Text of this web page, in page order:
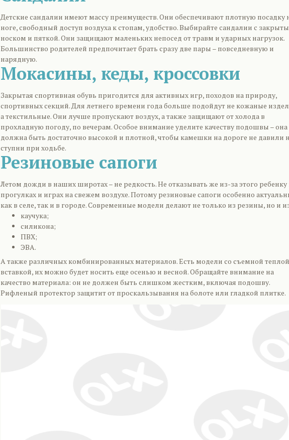
Детские сандалии имеют массу преимуществ. Они обеспечивают плотную посадку
ноге, свободный доступ воздуха к стопам, удобство. Выбирайте сандалии с
носком и пяткой. Они защищают маленьких непосед от травм и ударных нагрузок.
Большинство родителей предпочитает брать сразу две пары – повседневную и
нарядную.
Мокасины, кеды, кроссовки
Закрытая спортивная обувь пригодится для активных игр, походов на природу,
спортивных секций. Для летнего времени года больше подойдут не кожаные
а текстильные. Они лучше пропускают воздух, а также защищают от холода в
прохладную погоду, по вечерам. Особое внимание уделите качеству подошвы – она
должна быть достаточно высокой и плотной, чтобы камешки на дороге не давили
ступни при ходьбе.
Резиновые сапоги
Летом дожди в наших широтах – не редкость. Не отказывать же из-за этого ребенку
прогулках и играх на свежем воздухе. Потому резиновые сапоги особенно
как в селе, так и в городе. Современные модели делают не только из резины, но и
каучука;
силикона;
ПВХ;
ЭВА.
А также различных комбинированных материалов. Есть модели со съемной теплой
вставкой, их можно будет носить еще осенью и весной. Обращайте внимание на
качество материала: он не должен быть слишком жестким, включая подошву.
Рифленый протектор защитит от проскальзывания на болоте или гладкой плитке.